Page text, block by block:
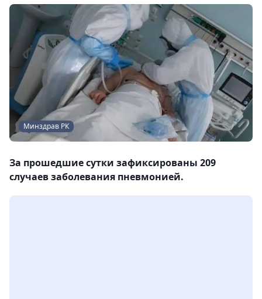
Минздрав РК
За прошедшие сутки зафиксированы 209
случаев заболевания пневмонией.